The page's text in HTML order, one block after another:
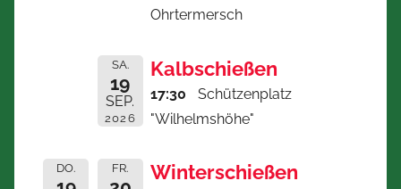
Ohrtermersch
SA.
19
SEP.
2026
Kalbschießen
17:30
Schützenplatz
"Wilhelmshöhe"
DO. FR. Winterschießen